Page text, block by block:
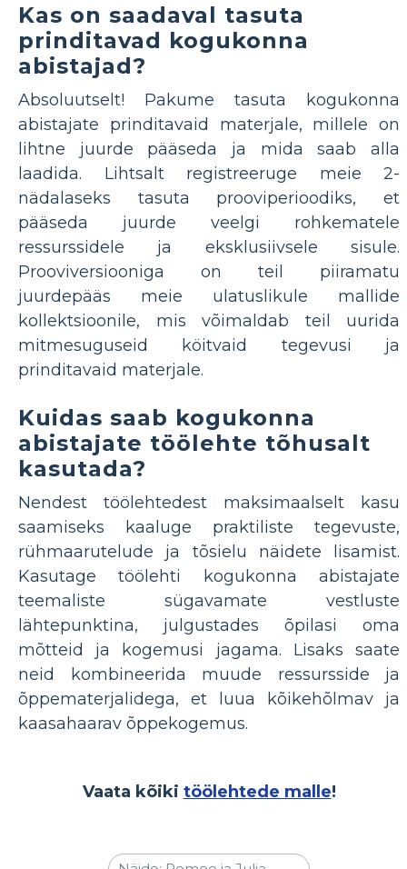
Kas on saadaval tasuta
prinditavad kogukonna
abistajad?
Absoluutselt! Pakume tasuta kogukonna
abistajate prinditavaid materjale, millele on
lihtne juurde pääseda ja mida saab alla
laadida. Lihtsalt registreeruge meie 2-
nädalaseks tasuta prooviperioodiks, et
pääseda juurde veelgi rohkematele
ressurssidele ja eksklusiivsele sisule.
Prooviversiooniga on teil piiramatu
juurdepääs meie ulatuslikule mallide
kollektsioonile, mis võimaldab teil uurida
mitmesuguseid köitvaid tegevusi ja
prinditavaid materjale.
Kuidas saab kogukonna
abistajate töölehte tõhusalt
kasutada?
Nendest töölehtedest maksimaalselt kasu
saamiseks kaaluge praktiliste tegevuste,
rühmaarutelude ja tõsielu näidete lisamist.
Kasutage töölehti kogukonna abistajate
teemaliste sügavamate vestluste
lähtepunktina, julgustades õpilasi oma
mõtteid ja kogemusi jagama. Lisaks saate
neid kombineerida muude ressursside ja
õppematerjalidega, et luua kõikehõlmav ja
kaasahaarav õppekogemus.
Vaata kõiki töölehtede malle!